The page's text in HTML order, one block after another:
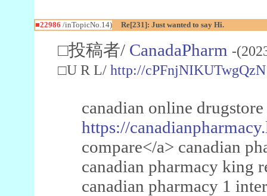
■22986 /inTopicNo.14) Re[231]: Just wanted to say Hi.
□投稿者/ CanadaPharm -
□U R L/ http://cPFnjNIKUTwgQzN
canadian online
https://
compare</a> canadian
canadian pharmacy king
canadian pharmacy 1